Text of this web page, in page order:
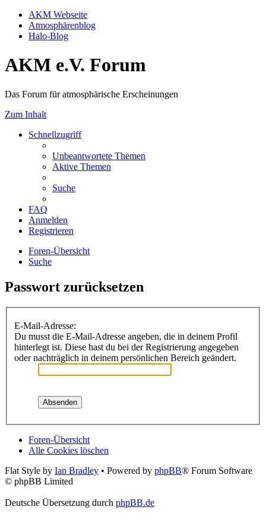
AKM Webseite
Atmosphärenblog
Halo-Blog
AKM e.V. Forum
Das Forum für atmosphärische Erscheinungen
Zum Inhalt
Schnellzugriff
Unbeantwortete Themen
Aktive Themen
Suche
FAQ
Anmelden
Registrieren
Foren-Übersicht
Suche
Passwort zurücksetzen
E-Mail-Adresse:
Du musst die E-Mail-Adresse angeben, die in deinem Profil
hinterlegt ist. Diese hast du bei der Registrierung angegeben
oder nachträglich in deinem persönlichen Bereich geändert.
Foren-Übersicht
Alle Cookies löschen
Flat Style by Ian Bradley • Powered by phpBB® Forum Software
© phpBB Limited
Deutsche Übersetzung durch phpBB.de